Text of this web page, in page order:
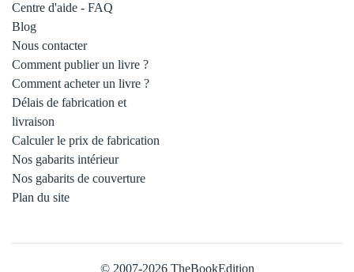
Centre d'aide - FAQ
Blog
Nous contacter
Comment publier un livre ?
Comment acheter un livre ?
Délais de fabrication et
livraison
Calculer le prix de fabrication
Nos gabarits intérieur
Nos gabarits de couverture
Plan du site
© 2007-2026 TheBookEdition